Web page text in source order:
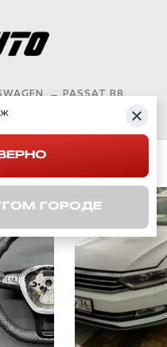
→ PASSAT B8
ВЕРНО
ГОРОДЕ